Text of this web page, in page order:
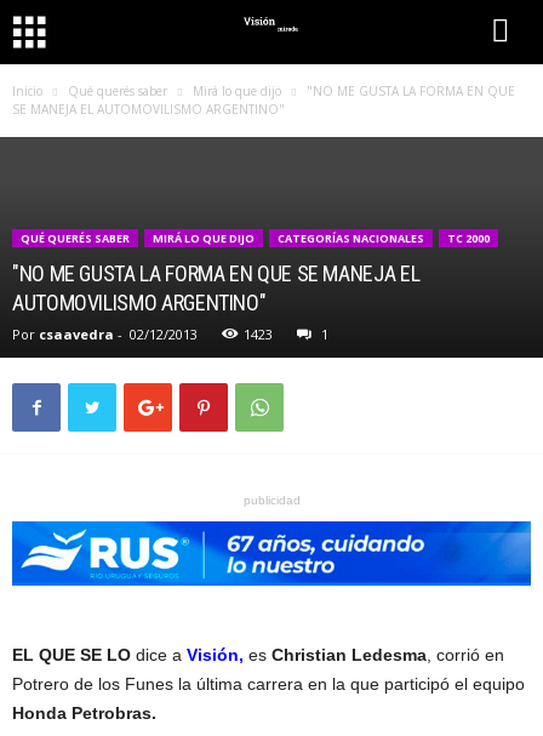
Inicio Qué querés saber Mirá lo que dijo
"NO ME GUSTA LA FORMA EN QUE
SE MANEJA EL AUTOMOVILISMO ARGENTINO"
QUÉ QUERÉS SABER MIRÁ LO QUE DIJO CATEGORÍAS NACIONALES TC 2000
"NO ME GUSTA LA FORMA EN QUE SE MANEJA EL
AUTOMOVILISMO ARGENTINO"
Por csaavedra - 02/12/2013 1423 1
publicidad
EL QUE SE LO dice a Visión, es Christian Ledesma , corrió en
Potrero de los Funes la última carrera en la que participó el equipo
Honda Petrobras.